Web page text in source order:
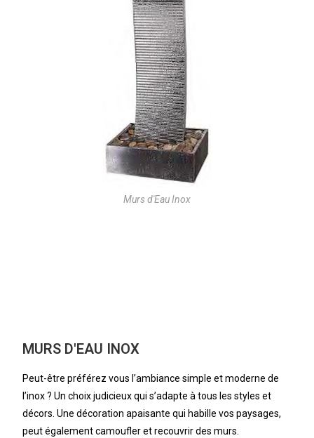
Murs d'Eau Inox
MURS D'EAU INOX
Peut-être préférez vous l’ambiance simple et moderne de
l’inox ? Un choix judicieux qui s’adapte à tous les styles et
décors. Une décoration apaisante qui habille vos paysages,
peut également camoufler et recouvrir des murs.